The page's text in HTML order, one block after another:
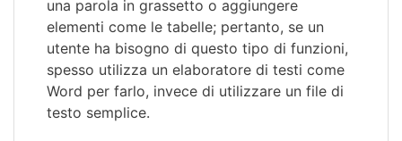
una parola in grassetto o aggiungere
elementi come le tabelle; pertanto, se un
utente ha bisogno di questo tipo di funzioni,
spesso utilizza un elaboratore di testi come
Word per farlo, invece di utilizzare un file di
testo semplice.